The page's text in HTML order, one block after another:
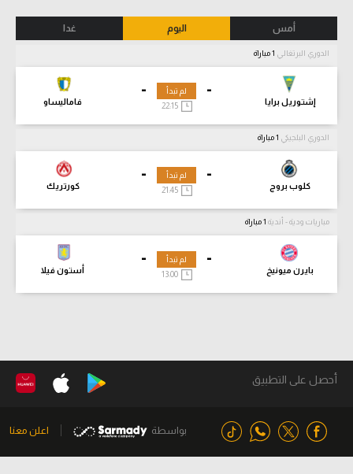
أمس اليوم غدا
الدوري البرتغالي
-
إشتوريل برايا
-
فاماليساو
لم تبدأ
22:15
الدوري البلجيكي
-
كلوب بروج
-
كورتريك
لم تبدأ
21:45
مباريات ودية - أندية
-
بايرن ميونيخ
-
أستون فيلا
لم تبدأ
13:00
أحصل على التطبيق
بواسطة اعلن معنا